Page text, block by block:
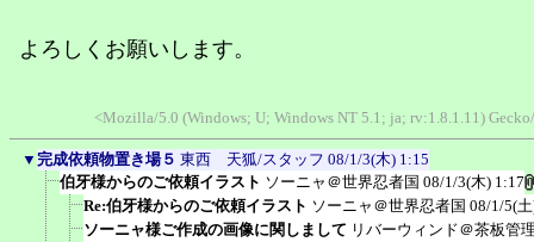
よろしくお願いします。
<Mozilla/5.0 (Windows; U; Windows NT 5.1; ja; rv:1.8.1.11)
▼ 完成依頼物置き場５ 東西 天狐/スタッフ 08/1/3(木) 1:15
伯牙様からのご依頼イラスト ソーニャ＠世界忍者国 08/1/3(木) 1:17
Re:伯牙様からのご依頼イラスト ソーニャ＠世界忍者国 08/1/5(
ソーニャ様ご作成の画像に関しまして リバーウィンド＠茶板管